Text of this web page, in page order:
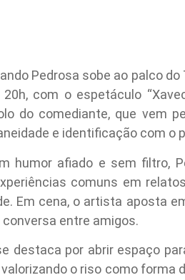
Pedrosa sobe ao palco
com o espetáculo
do comediante, que vem
e identificação com o
humor afiado e sem filtro,
comuns em
Em cena, o artista aposta
entre amigos.
destaca por abrir espaço
o riso como forma